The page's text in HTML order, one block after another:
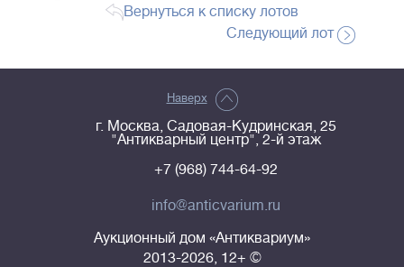
Вернуться к списку лотов
Следующий лот
Наверх
г. Москва, Садовая-Кудринская, 25
"Антикварный центр", 2-й этаж
+7 (968) 744-64-92
info@anticvarium.ru
Аукционный дом «Антиквариум»
2013-2026, 12+ ©